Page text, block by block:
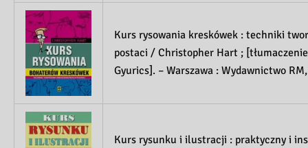
Kurs rysowania kreskówek : techniki
postaci / Christopher Hart ;
Gyurics]. – Warszawa : Wydawnictwo
Kurs rysunku i ilustracji : praktyczny i